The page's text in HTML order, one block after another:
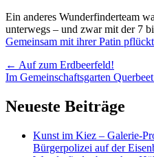
Ein anderes Wunderfinderteam
unterwegs – und zwar mit der 7
Gemeinsam mit ihrer Patin
Artikel-
Navigation
← Auf zum Erdbeerfeld!
Im Gemeinschaftsgarten Querbeet
Neueste Beiträge
Kunst im Kiez – Galerie-
Bürgerpolizei auf der